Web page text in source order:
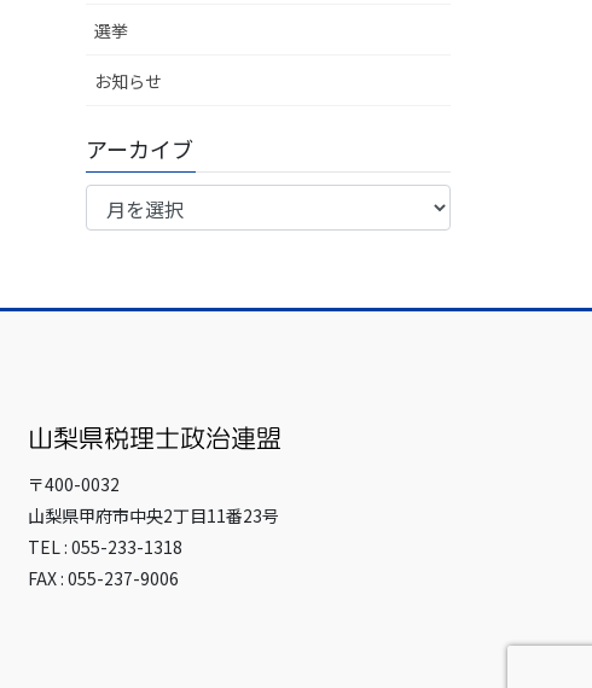
選挙
お知らせ
アーカイブ
ア
ブ
〒400-0032
山梨県甲府市中央2丁目11番23号
TEL : 055-233-1318
FAX : 055-237-9006